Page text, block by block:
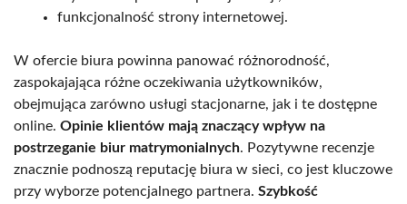
funkcjonalność strony internetowej.
W ofercie biura powinna panować różnorodność,
zaspokajająca różne oczekiwania użytkowników,
obejmująca zarówno usługi stacjonarne, jak i te dostępne
online. Opinie klientów mają znaczący wpływ na
postrzeganie biur matrymonialnych. Pozytywne recenzje
znacznie podnoszą reputację biura w sieci, co jest kluczowe
przy wyborze potencjalnego partnera. Szybkość